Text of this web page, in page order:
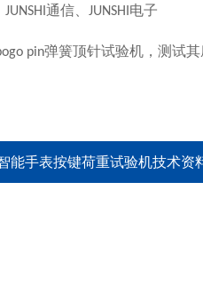
JUNSHI 通信、 JUNSHI 电子
pin弹簧顶针试验机，测试
能手表按键荷重试验机技术资